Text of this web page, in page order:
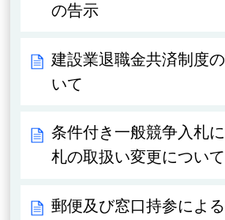
の告示
建設業退職金共済制度
いて
条件付き一般競争入札
札の取扱い変更について
郵便及び窓口持参によ